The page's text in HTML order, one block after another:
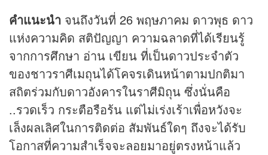
คำแนะนำ จนถึงวันที่ 26 พฤษภาคม ดาวพุธ ดาว
แห่งความคิด สติปัญญา ความฉลาดที่ได้เรียนรู้
จากการศึกษา อ่าน เขียน ที่เป็นดาวประจำตัว
ของชาวราศีเมถุนได้โคจรเดินหน้าตามปกติมา
สถิตร่วมกับดาวอังคารในราศีมิถุน ซึ่งนั่นคือ
..รวดเร็ว กระตือรือร้น แต่ไม่เร่งเร้าเพื่อหวังจะ
เล็งผลเลิศในการติดต่อ สัมพันธ์ใดๆ ถึงจะได้รับ
โอกาสที่ความสำเร็จจะลอยมาอยู่ตรงหน้าแล้ว